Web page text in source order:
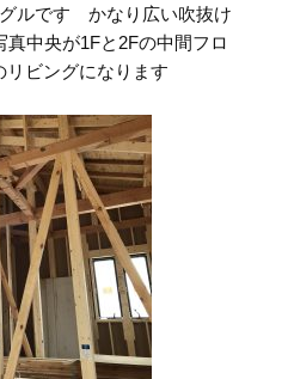
ルです かなり広い吹抜け
中央が1Fと2Fの中間フロ
リビングになります